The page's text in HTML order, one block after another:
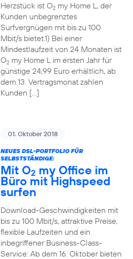
Herzstück ist O2my Home L, der
Kunden unbegrenztes
Surfvergnügen mit bis zu 100
Mbit/s bietet.1) Bei einer
Mindestlaufzeit von 24 Monaten ist
O2my Home L im ersten Jahr für
günstige 24,99 Euro erhältlich, ab
dem 13. Vertragsmonat zahlen
Kunden […]
01. Oktober 2018
NEUES DSL-PORTFOLIO FÜR
SELBSTSTÄNDIGE:
Mit O2 my Office im
Büro mit Highspeed
surfen
Download-Geschwindigkeiten mit
bis zu 100 Mbit/s, attraktive Preise,
flexible Laufzeiten und ein
inbegriffener Business-Class-
Service: Ab dem 16. Oktober bieten